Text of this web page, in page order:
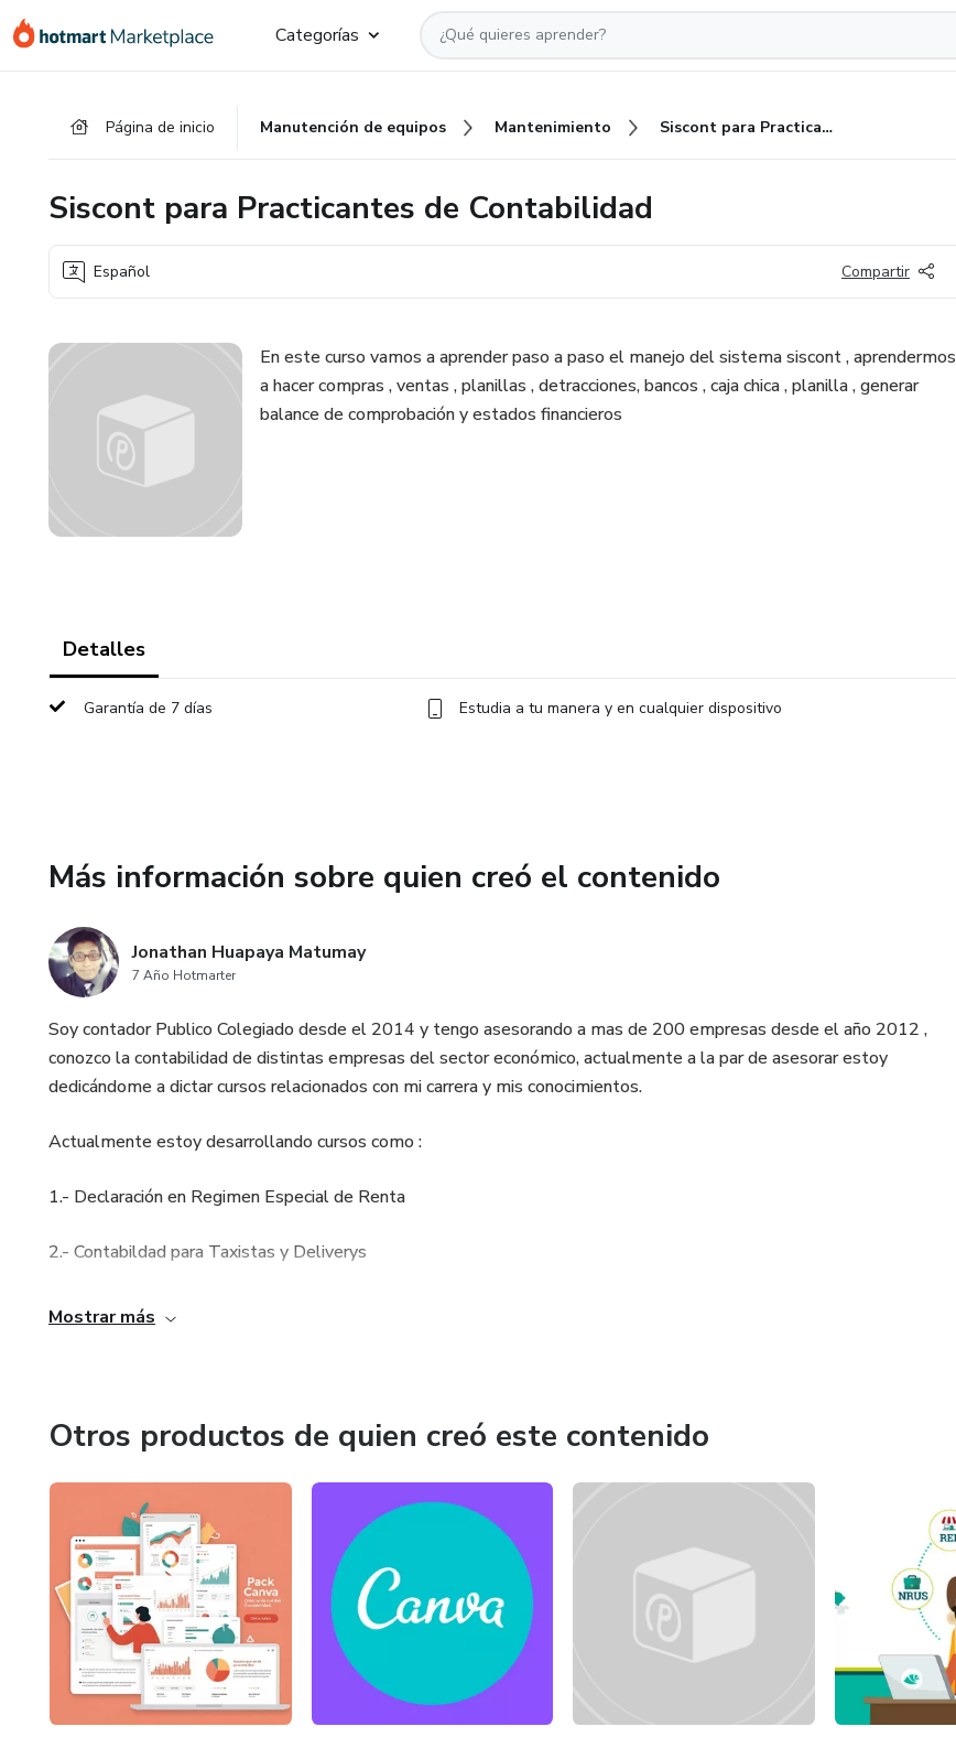
Categorías
Página de inicio Manutención de equipos Mantenimiento Siscont para Practicantes de Contabilidad
Siscont para Practicantes de Contabilidad
Español Compartir
En este curso vamos a aprender paso a paso el manejo del sistema siscont , aprendermos
a hacer compras , ventas , planillas , detracciones, bancos , caja chica , planilla , generar
balance de comprobación y estados financieros
Detalles
Garantía de 7 días Estudia a tu manera y en cualquier dispositivo
Más información sobre quien creó el contenido
Jonathan Huapaya Matumay
7 Año Hotmarter
Soy contador Publico Colegiado desde el 2014 y tengo asesorando a mas de 200 empresas desde el año 2012 ,
conozco la contabilidad de distintas empresas del sector económico, actualmente a la par de asesorar estoy
dedicándome a dictar cursos relacionados con mi carrera y mis conocimientos.
Actualmente estoy desarrollando cursos como :
1.- Declaración en Regimen Especial de Renta
2.- Contabildad para Taxistas y Deliverys
3.- Aprende a Declarar tus impuestos con el PDT 621
Mostrar más
Otros productos de quien creó este contenido